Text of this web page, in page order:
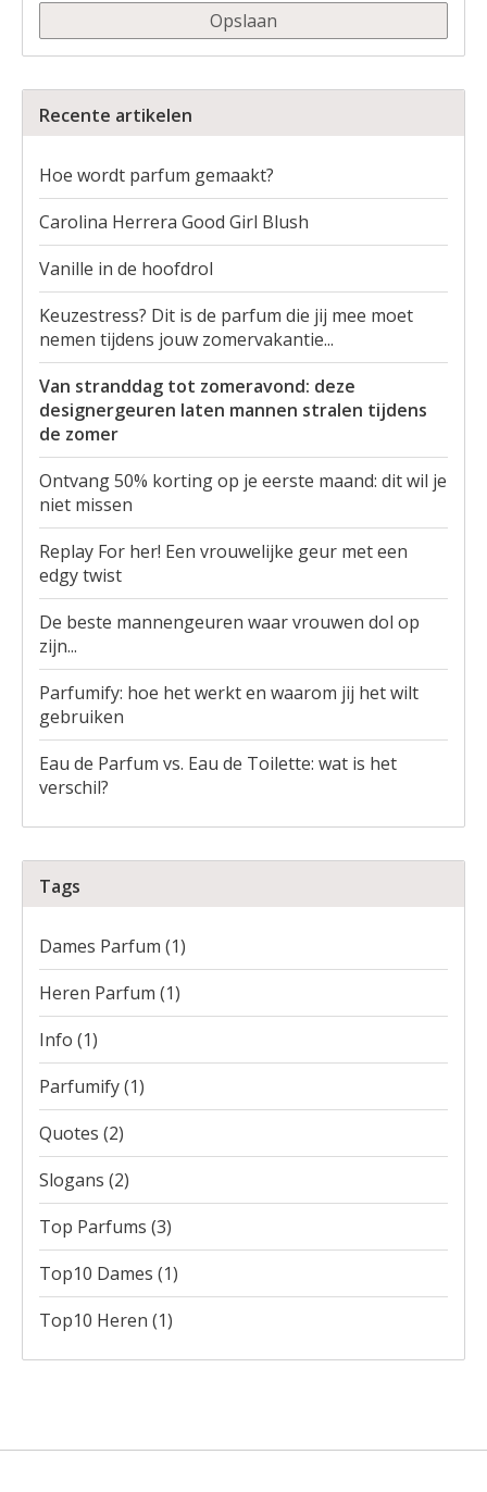
Opslaan
Recente artikelen
Hoe wordt parfum gemaakt?
Carolina Herrera Good Girl Blush
Vanille in de hoofdrol
Keuzestress? Dit is de parfum die jij mee moet
nemen tijdens jouw zomervakantie...
Van stranddag tot zomeravond: deze
designergeuren laten mannen stralen tijdens
de zomer
Ontvang 50% korting op je eerste maand: dit wil je
niet missen
Replay For her! Een vrouwelijke geur met een
edgy twist
De beste mannengeuren waar vrouwen dol op
zijn...
Parfumify: hoe het werkt en waarom jij het wilt
gebruiken
Eau de Parfum vs. Eau de Toilette: wat is het
verschil?
Tags
Dames Parfum (1)
Heren Parfum (1)
Info (1)
Parfumify(1)
Quotes (2)
Slogans (2)
Top Parfums (3)
Top10 Dames (1)
Top10 Heren (1)